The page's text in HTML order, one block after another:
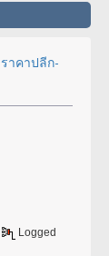
าคาปลีก-
Logged